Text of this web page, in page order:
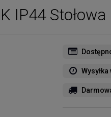
IP44
Wysyłka